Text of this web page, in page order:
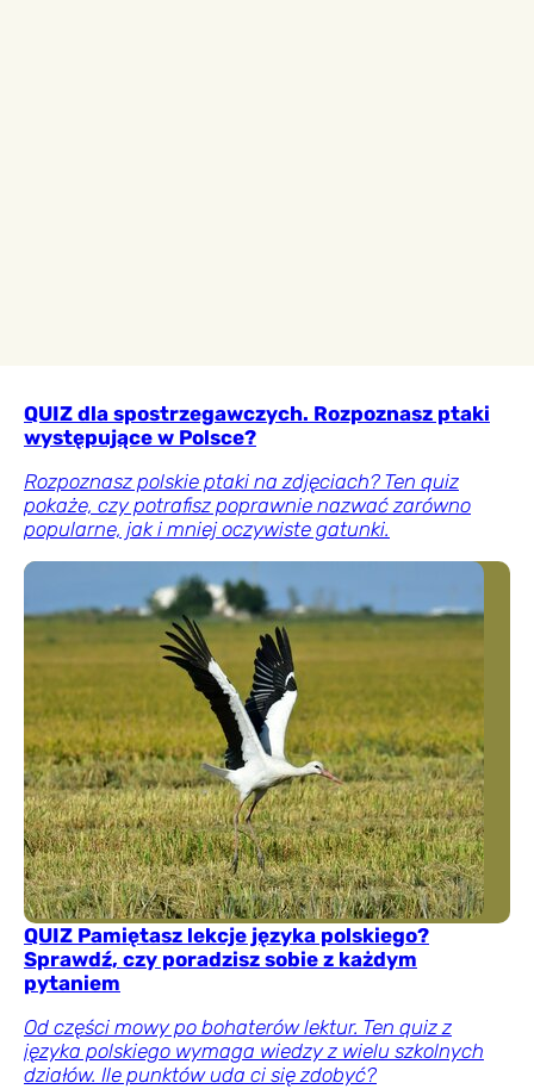
QUIZ dla spostrzegawczych. Rozpoznasz ptaki
występujące w Polsce?
Rozpoznasz polskie ptaki na zdjęciach? Ten quiz
pokaże, czy potrafisz poprawnie nazwać zarówno
popularne, jak i mniej oczywiste gatunki.
QUIZ Pamiętasz lekcje języka polskiego?
Sprawdź, czy poradzisz sobie z każdym
pytaniem
Od części mowy po bohaterów lektur. Ten quiz z
języka polskiego wymaga wiedzy z wielu szkolnych
działów. Ile punktów uda ci się zdobyć?